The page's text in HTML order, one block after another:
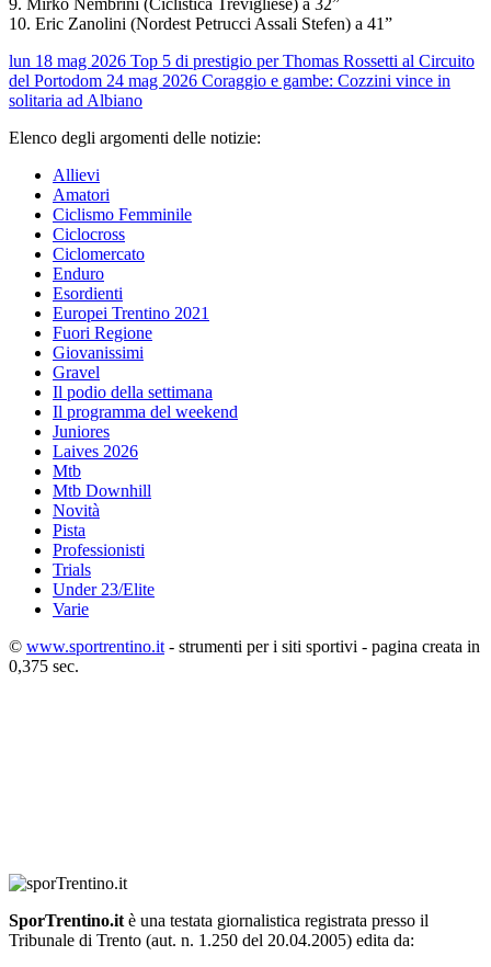
9. Mirko Nembrini (Ciclistica Trevigliese) a 32”
10. Eric Zanolini (Nordest Petrucci Assali Stefen) a 41”
lun 18 mag 2026 Top 5 di prestigio per Thomas Rossetti al Circuito
del Portodom 24 mag 2026 Coraggio e gambe: Cozzini vince in
solitaria ad Albiano
Elenco degli argomenti delle notizie:
Allievi
Amatori
Ciclismo Femminile
Ciclocross
Ciclomercato
Enduro
Esordienti
Europei Trentino 2021
Fuori Regione
Giovanissimi
Gravel
Il podio della settimana
Il programma del weekend
Juniores
Laives 2026
Mtb
Mtb Downhill
Novità
Pista
Professionisti
Trials
Under 23/Elite
Varie
© www.sportrentino.it - strumenti per i siti sportivi - pagina creata in
0,375 sec.
SporTrentino.it è una testata giornalistica registrata presso il
Tribunale di Trento (aut. n. 1.250 del 20.04.2005) edita da: